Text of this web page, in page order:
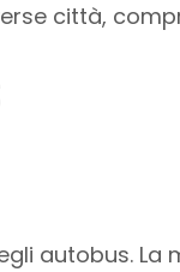
città,
autobus.